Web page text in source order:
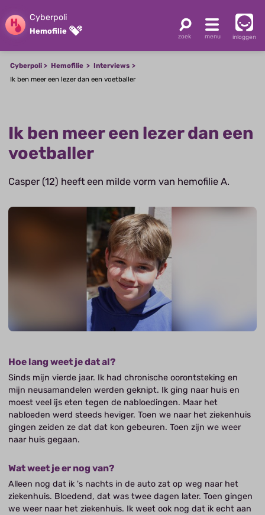
Cyberpoli
Hemofilie
inloggen
Cyberpoli Hemofilie
Interviews
Ik ben meer een lezer dan een voetballer
Ik ben meer een lezer dan een
voetballer
Casper (12) heeft een milde vorm van hemofilie A.
Hoe lang weet je dat al?
Sinds mijn vierde jaar. Ik had chronische oorontsteking en
mijn neusamandelen werden geknipt. Ik ging naar huis en
moest veel ijs eten tegen de nabloedingen. Maar het
nabloeden werd steeds heviger. Toen we naar het ziekenhuis
gingen zeiden ze dat dat kon gebeuren. Toen zijn we weer
naar huis gegaan.
Wat weet je er nog van?
Alleen nog dat ik 's nachts in de auto zat op weg naar het
ziekenhuis. Bloedend, dat was twee dagen later. Toen gingen
we weer naar het ziekenhuis. Ik weet ook nog dat ik echt aan